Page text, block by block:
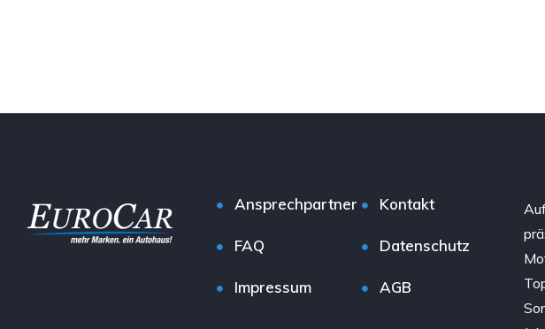
Ansprechpartner Kontakt
FAQ Datenschutz
Impressum AGB